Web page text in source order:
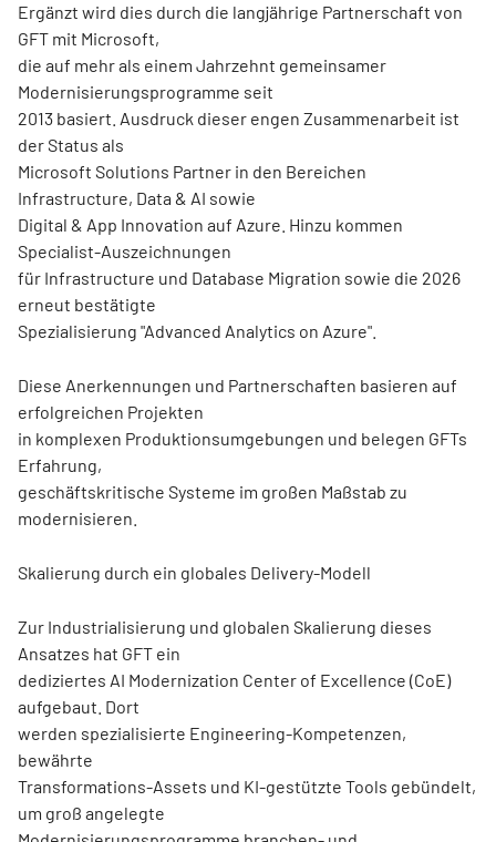
Ergänzt wird dies durch die langjährige Partnerschaft von
GFT mit Microsoft,
die auf mehr als einem Jahrzehnt gemeinsamer
Modernisierungsprogramme seit
2013 basiert. Ausdruck dieser engen Zusammenarbeit ist
der Status als
Microsoft Solutions Partner in den Bereichen
Infrastructure, Data & AI sowie
Digital & App Innovation auf Azure. Hinzu kommen
Specialist-Auszeichnungen
für Infrastructure und Database Migration sowie die 2026
erneut bestätigte
Spezialisierung "Advanced Analytics on Azure".
Diese Anerkennungen und Partnerschaften basieren auf
erfolgreichen Projekten
in komplexen Produktionsumgebungen und belegen GFTs
Erfahrung,
geschäftskritische Systeme im großen Maßstab zu
modernisieren.
Skalierung durch ein globales Delivery-Modell
Zur Industrialisierung und globalen Skalierung dieses
Ansatzes hat GFT ein
dediziertes AI Modernization Center of Excellence (CoE)
aufgebaut. Dort
werden spezialisierte Engineering-Kompetenzen,
bewährte
Transformations-Assets und KI-gestützte Tools gebündelt,
um groß angelegte